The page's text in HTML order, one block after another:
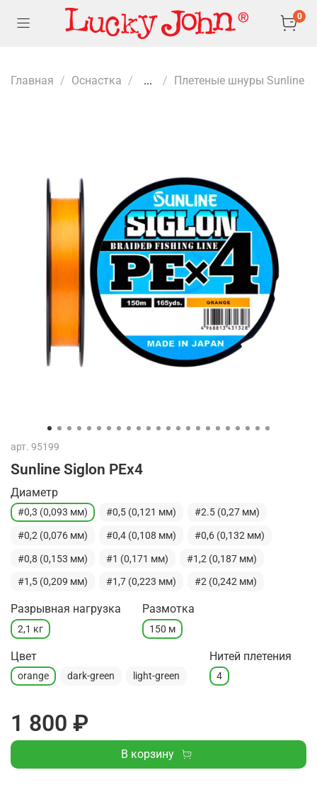
0
Главная Оснастка ... Плетеные шнуры Sunline
арт. 95199
Sunline Siglon PEx4
Диаметр
#0,3 (0,093 мм) #0,5 (0,121 мм) #2.5 (0,27 мм)
#0,2 (0,076 мм) #0,4 (0,108 мм) #0,6 (0,132 мм)
#0,8 (0,153 мм) #1 (0,171 мм) #1,2 (0,187 мм)
#1,5 (0,209 мм) #1,7 (0,223 мм) #2 (0,242 мм)
Разрывная нагрузка
2,1 кг
Размотка
150 м
Цвет
orange dark-green light-green
Нитей плетения
4
1 800 ₽
В корзину